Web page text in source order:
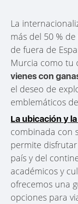
La
más del 50 %
de fuera de
Murcia como tu
vienes con
el deseo de
emblemáticos
La ubicación y
combinada con
permite
país y del
académicos y
ofrecemos una
opciones para